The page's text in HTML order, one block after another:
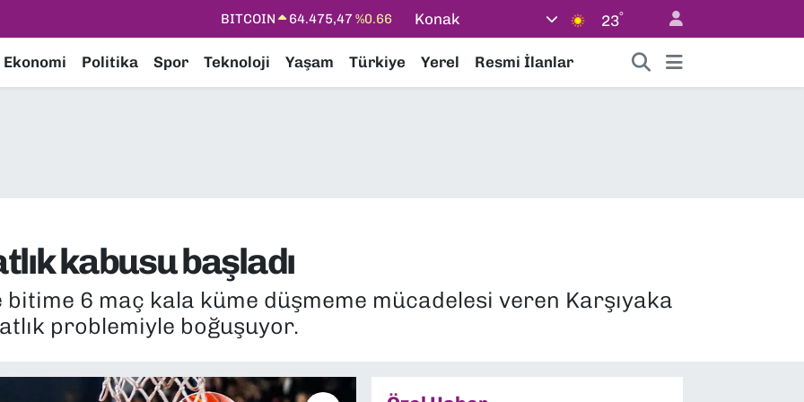
DOLAR 47,5971%0.05
STERLİN
64,2534%0.22
Konak 23°
Ekonomi Politika Spor Teknoloji Yaşam Türkiye Yerel Resmi İlanlar
kabusu başladı
bitime 6 maç kala küme düşmeme mücadelesi veren Karşıyaka
problemiyle boğuşuyor.